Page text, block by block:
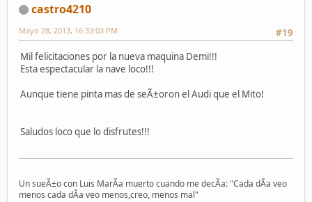
castro4210
#19
Mayo 28, 2013, 16:33:03 PM
Mil felicitaciones por la nueva maquina Demi!!!
Esta espectacular la nave loco!!!
Aunque tiene pinta mas de seÃ±oron el Audi que el Mito!
Saludos loco que lo disfrutes!!!
Un sueÃ±o con Luis MarÃ­a muerto cuando me decÃ­a: "Cada dÃ­a veo
menos cada dÃ­a veo menos,creo, menos mal"